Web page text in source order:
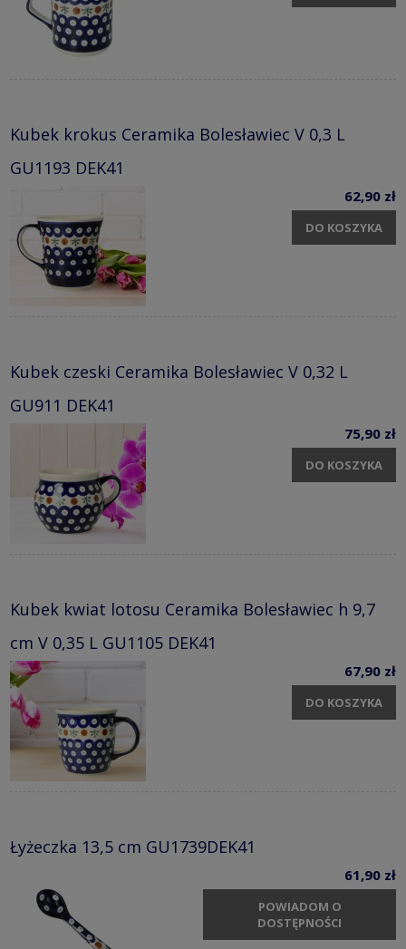
Kubek krokus Ceramika Bolesławiec V 0,3 L
GU1193 DEK41
62,90 zł
DO KOSZYKA
Kubek czeski Ceramika Bolesławiec V 0,32 L
GU911 DEK41
75,90 zł
DO KOSZYKA
Kubek kwiat lotosu Ceramika Bolesławiec h 9,7
cm V 0,35 L GU1105 DEK41
67,90 zł
DO KOSZYKA
Łyżeczka 13,5 cm GU1739DEK41
61,90 zł
POWIADOM O
DOSTĘPNOŚCI